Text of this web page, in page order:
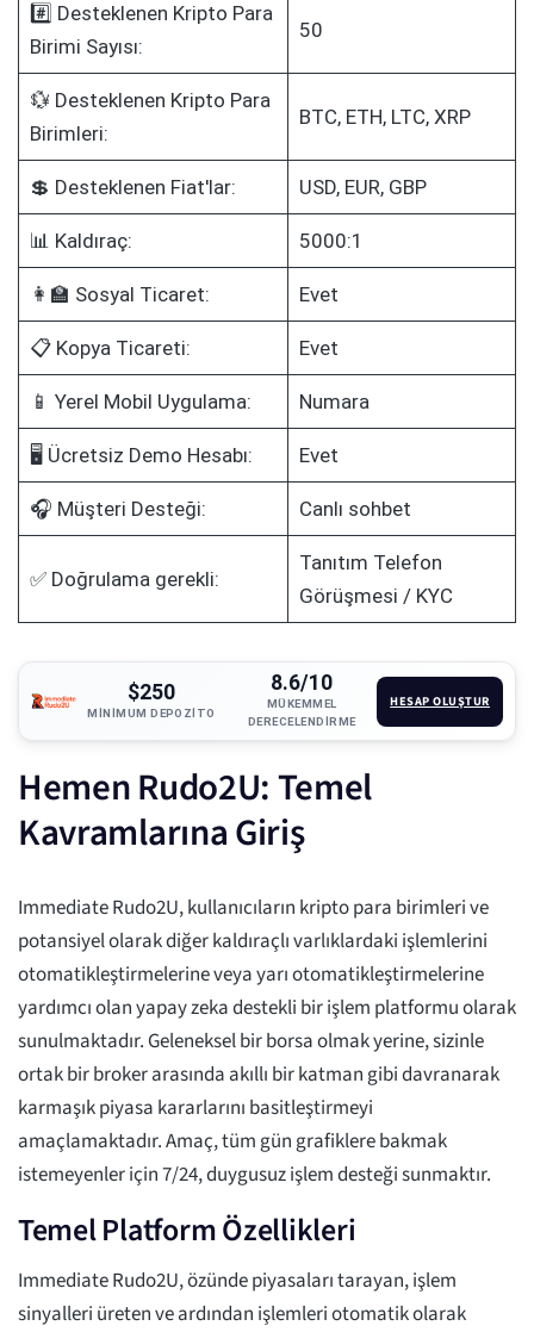
#️⃣ Desteklenen Kripto Para
Birimi Sayısı:
50
💱 Desteklenen Kripto Para
Birimleri:
BTC, ETH, LTC, XRP
💲 Desteklenen Fiat'lar: USD, EUR, GBP
📊 Kaldıraç: 5000:1
👩‍🏫 Sosyal Ticaret: Evet
📋 Kopya Ticareti: Evet
📱 Yerel Mobil Uygulama: Numara
🖥️ Ücretsiz Demo Hesabı: Evet
🎧 Müşteri Desteği: Canlı sohbet
✅ Doğrulama gerekli:
Tanıtım Telefon
Görüşmesi / KYC
$250
MINIMUM DEPOZITO
8.6/10
MÜKEMMEL
DERECELENDIRME
HESAP OLUŞTUR
Hemen Rudo2U: Temel
Kavramlarına Giriş
Immediate Rudo2U, kullanıcıların kripto para birimleri ve
potansiyel olarak diğer kaldıraçlı varlıklardaki işlemlerini
otomatikleştirmelerine veya yarı otomatikleştirmelerine
yardımcı olan yapay zeka destekli bir işlem platformu olarak
sunulmaktadır. Geleneksel bir borsa olmak yerine, sizinle
ortak bir broker arasında akıllı bir katman gibi davranarak
karmaşık piyasa kararlarını basitleştirmeyi
amaçlamaktadır. Amaç, tüm gün grafiklere bakmak
istemeyenler için 7/24, duygusuz işlem desteği sunmaktır.
Temel Platform Özellikleri
Immediate Rudo2U, özünde piyasaları tarayan, işlem
sinyalleri üreten ve ardından işlemleri otomatik olarak